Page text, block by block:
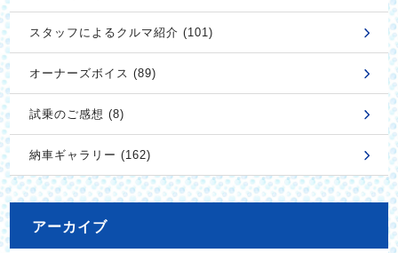
スタッフによるクルマ紹介 (101)
オーナーズボイス (89)
試乗のご感想 (8)
納車ギャラリー (162)
アーカイブ